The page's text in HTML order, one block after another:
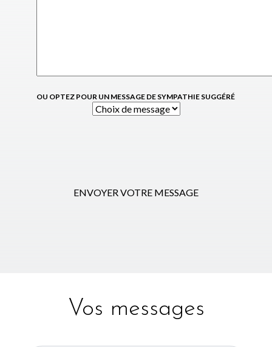
OU OPTEZ POUR UN MESSAGE DE SYMPATHIE SUGGÉRÉ
ENVOYER VOTRE MESSAGE
Vos messages